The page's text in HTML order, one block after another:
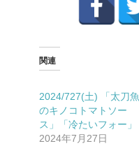
関連
2024/727(土) 「太刀魚
のキノコトマトソー
ス」「冷たいフォー」
2024年7月27日